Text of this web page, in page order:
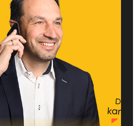
Dat
kan!